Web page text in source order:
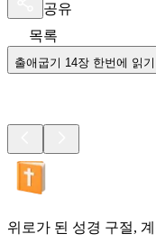
공유
목록
출애굽기 14장 한번에 읽기
위로가 된 성경 구절,